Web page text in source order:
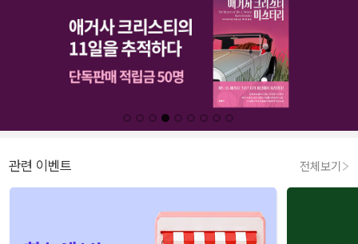
관련 이벤트 전체보기